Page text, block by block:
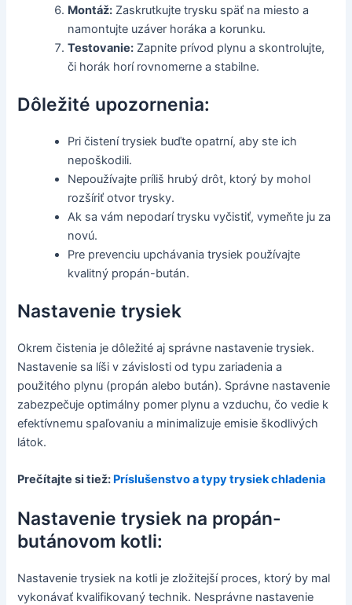
Montáž: Zaskrutkujte trysku späť na miesto a
namontujte uzáver horáka a korunku.
Testovanie: Zapnite prívod plynu a skontrolujte,
či horák horí rovnomerne a stabilne.
Dôležité upozornenia:
Pri čistení trysiek buďte opatrní, aby ste ich
nepoškodili.
Nepoužívajte príliš hrubý drôt, ktorý by mohol
rozšíriť otvor trysky.
Ak sa vám nepodarí trysku vyčistiť, vymeňte ju za
novú.
Pre prevenciu upchávania trysiek používajte
kvalitný propán-bután.
Nastavenie trysiek
Okrem čistenia je dôležité aj správne nastavenie trysiek.
Nastavenie sa líši v závislosti od typu zariadenia a
použitého plynu (propán alebo bután). Správne nastavenie
zabezpečuje optimálny pomer plynu a vzduchu, čo vedie k
efektívnemu spaľovaniu a minimalizuje emisie škodlivých
látok.
Prečítajte si tiež: Príslušenstvo a typy trysiek chladenia
Nastavenie trysiek na propán-
butánovom kotli:
Nastavenie trysiek na kotli je zložitejší proces, ktorý by mal
vykonávať kvalifikovaný technik. Nesprávne nastavenie